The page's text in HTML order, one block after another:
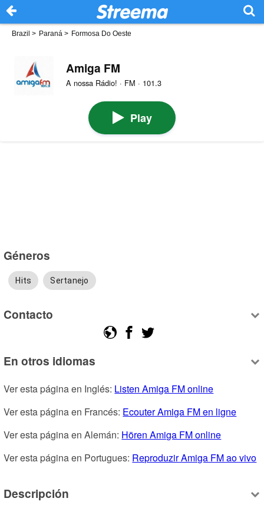
Brazil > Paraná > Formosa Do Oeste
Amiga FM
A nossa Rádio! · FM · 101.3
Play
Géneros
Hits Sertanejo
Contacto
En otros idiomas
Ver esta página en Inglés: Listen Amiga FM online
Ver esta página en Francés: Ecouter Amiga FM en ligne
Ver esta página en Alemán: Hören Amiga FM online
Ver esta página en Portugues: Reproduzir Amiga FM ao vivo
Descripción